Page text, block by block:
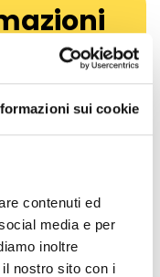
sui cookie
contenuti ed
media e per
inoltre
nostro sito con i